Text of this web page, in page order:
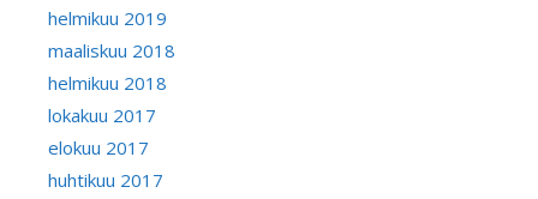
helmikuu 2019
maaliskuu 2018
helmikuu 2018
lokakuu 2017
elokuu 2017
huhtikuu 2017